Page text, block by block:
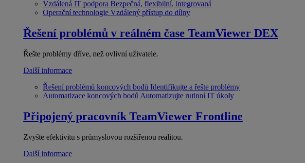
Vzdálená IT podpora Bezpečná, flexibilní, integrovaná
Operační technologie Vzdálený přístup do dílny
Řešení problémů v reálném čase TeamViewer DEX
Řešte problémy dříve, než ovlivní uživatele.
Další informace
Řešení problémů koncových bodů Identifikujte a řešte problémy
Automatizace koncových bodů Automatizujte rutinní IT úkoly
Připojený pracovník TeamViewer Frontline
Zvyšte efektivitu s průmyslovou rozšířenou realitou.
Další informace